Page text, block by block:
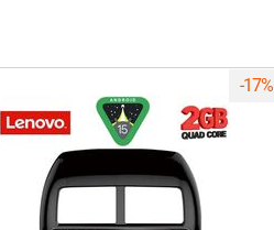
-17%